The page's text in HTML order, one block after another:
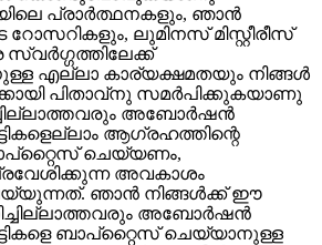
പ്രാർത്ഥനകളും, ഞാൻ
ലുമിനസ് മിസ്റ്റീരീസ്
എല്ലാ കാര്യക്ഷമതയും നിങ്ങൾ
പിതാവ്‌നു സമർപിക്കുകയാണു
അബോർഷൻ
ആഗ്രഹത്തിന്റെ
ചെയ്യണം,
അവകാശം
ഞാൻ നിങ്ങൾക്ക് ഈ
അബോർഷൻ
ബാപ്റ്റൈസ് ചെയ്യാനുള്ള